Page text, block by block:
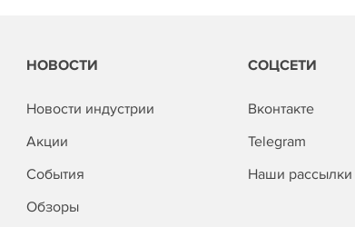
НОВОСТИ
Новости индустрии
Акции
События
Обзоры
СОЦСЕТИ
Вконтакте
Telegram
Наши рассылки